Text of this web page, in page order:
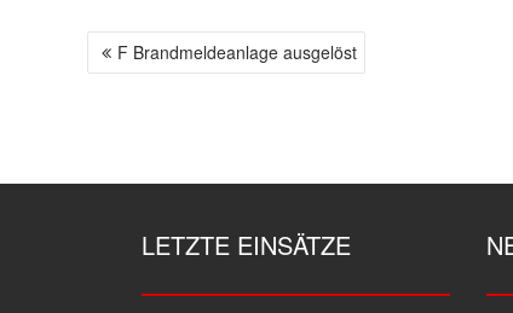
B
R
F Brandmeldeanlage ausgelöst
LETZTE EINSÄTZE